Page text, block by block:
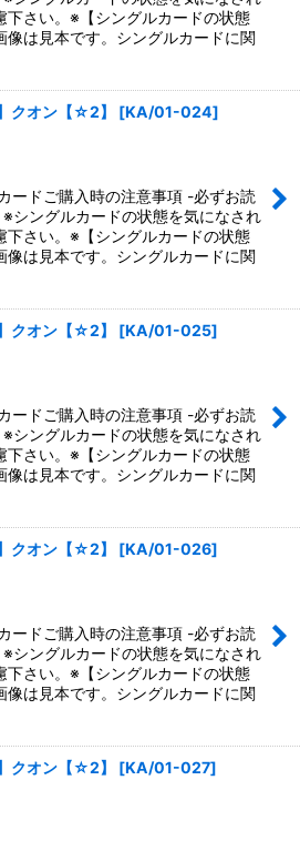
下さい。※【シングルカードの状態
像は見本です。シングルカードに関
クオン【☆2】 [KA/01-024]
ードご購入時の注意事項 -必ずお読
シングルカードの状態を気になされ
下さい。※【シングルカードの状態
像は見本です。シングルカードに関
クオン【☆2】 [KA/01-025]
ードご購入時の注意事項 -必ずお読
シングルカードの状態を気になされ
下さい。※【シングルカードの状態
像は見本です。シングルカードに関
クオン【☆2】 [KA/01-026]
ードご購入時の注意事項 -必ずお読
シングルカードの状態を気になされ
下さい。※【シングルカードの状態
像は見本です。シングルカードに関
クオン【☆2】 [KA/01-027]